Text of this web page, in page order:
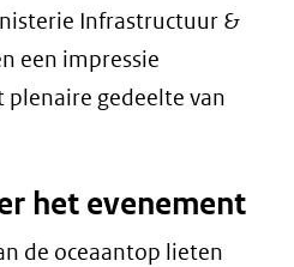
Infrastructuur &
een impressie
plenaire gedeelte van
het evenement
de oceaantop lieten